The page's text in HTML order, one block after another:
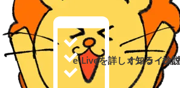
オンライン
e-Liveを詳しく知る・検